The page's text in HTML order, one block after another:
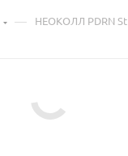
— НЕОКОЛЛ PDRN